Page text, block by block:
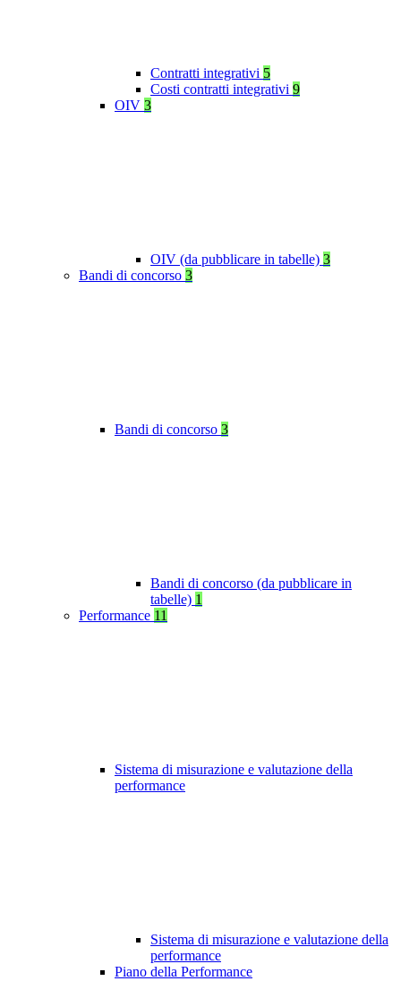
Contratti integrativi 5
Costi contratti integrativi 9
OIV 3
OIV (da pubblicare in tabelle) 3
Bandi di concorso 3
Bandi di concorso 3
Bandi di concorso (da pubblicare in
tabelle) 1
Performance 11
Sistema di misurazione e valutazione della
performance
Sistema di misurazione e valutazione della
performance
Piano della Performance